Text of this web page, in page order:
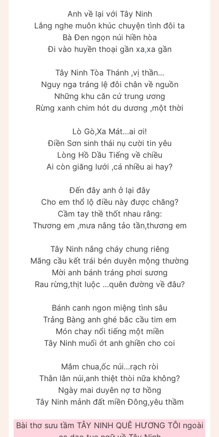
Anh về lại với Tây Ninh
Lắng nghe muôn khúc chuyện tình đôi ta
Bà Đen ngọn núi hiền hòa
Đi vào huyền thoại gần xa,xa gần
Tây Ninh Tòa Thánh ,vị thần…
Nguy nga tráng lệ đôi chân về nguồn
Những khu căn cứ trung ương
Rừng xanh chim hót du dương ,một thời
Lò Gò,Xa Mát…ai ơi!
Điền Sơn sinh thái nụ cười tin yêu
Lòng Hồ Dầu Tiếng về chiều
Ai còn giăng lưới ,cá nhiều ai hay?
Đến đây anh ở lại đây
Cho em thổ lộ điều này được chăng?
Cầm tay thề thốt nhau rằng:
Thương em ,mưa nắng tảo tần,thương em
Tây Ninh nắng cháy chung riêng
Mãng cầu kết trái bén duyên mộng thường
Mời anh bánh tráng phơi sương
Rau rừng,thịt luộc …quên đường về đâu?
Bánh canh ngon miệng tình sâu
Trảng Bàng anh ghé bắc cầu tim em
Món chay nổi tiếng một miền
Tây Ninh muối ớt anh ghiền cho coi
Mắm chua,ốc núi…rạch ròi
Thằn lằn núi,anh thiệt thòi nữa không?
Ngày mai duyên nợ tơ hồng
Tây Ninh mảnh đất miền Đông,yêu thầm
Bài thơ sưu tầm TÂY NINH QUÊ HƯƠNG TÔI ngoài